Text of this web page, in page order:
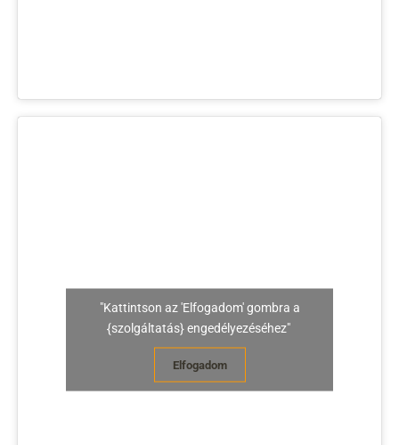
"Kattintson az 'Elfogadom' gombra a
{szolgáltatás} engedélyezéséhez"
Elfogadom